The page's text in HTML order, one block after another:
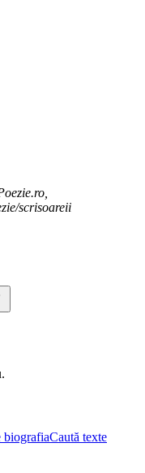
scrisoareii
biografiaCaută texte